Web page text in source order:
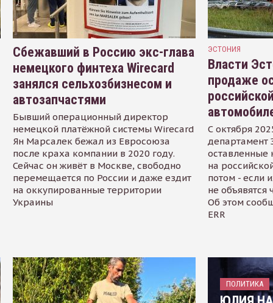
Сбежавший в Россию экс-глава
немецкого финтеха Wirecard
занялся сельхозбизнесом и
автозапчастями
Бывший операционный директор
немецкой платёжной системы Wirecard
Ян Марсалек бежал из Евросоюза
после краха компании в 2020 году.
Сейчас он живёт в Москве, свободно
перемещается по России и даже ездит
на оккупированные территории
Украины
ЭСТОНИЯ
Власти
продаже
С октября
департамент
оставленные
на
потом - если
не объявятся
Об этом
ERR
ПОЛИТИКА